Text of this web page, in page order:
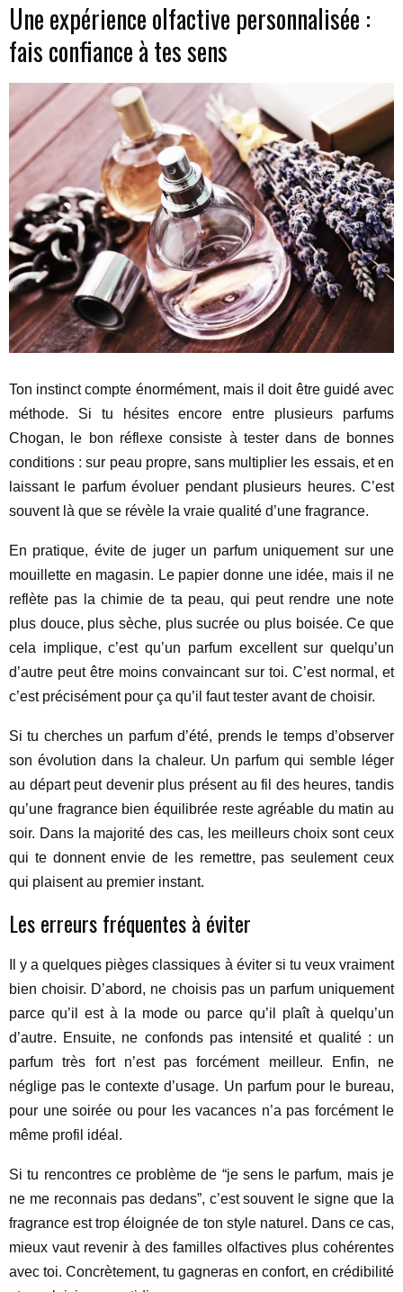
Une expérience olfactive personnalisée :
fais confiance à tes sens
Ton instinct compte énormément, mais il doit être guidé avec
méthode. Si tu hésites encore entre plusieurs parfums
Chogan, le bon réflexe consiste à tester dans de bonnes
conditions : sur peau propre, sans multiplier les essais, et en
laissant le parfum évoluer pendant plusieurs heures. C’est
souvent là que se révèle la vraie qualité d’une fragrance.
En pratique, évite de juger un parfum uniquement sur une
mouillette en magasin. Le papier donne une idée, mais il ne
reflète pas la chimie de ta peau, qui peut rendre une note
plus douce, plus sèche, plus sucrée ou plus boisée. Ce que
cela implique, c’est qu’un parfum excellent sur quelqu’un
d’autre peut être moins convaincant sur toi. C’est normal, et
c’est précisément pour ça qu’il faut tester avant de choisir.
Si tu cherches un parfum d’été, prends le temps d’observer
son évolution dans la chaleur. Un parfum qui semble léger
au départ peut devenir plus présent au fil des heures, tandis
qu’une fragrance bien équilibrée reste agréable du matin au
soir. Dans la majorité des cas, les meilleurs choix sont ceux
qui te donnent envie de les remettre, pas seulement ceux
qui plaisent au premier instant.
Les erreurs fréquentes à éviter
Il y a quelques pièges classiques à éviter si tu veux vraiment
bien choisir. D’abord, ne choisis pas un parfum uniquement
parce qu’il est à la mode ou parce qu’il plaît à quelqu’un
d’autre. Ensuite, ne confonds pas intensité et qualité : un
parfum très fort n’est pas forcément meilleur. Enfin, ne
néglige pas le contexte d’usage. Un parfum pour le bureau,
pour une soirée ou pour les vacances n’a pas forcément le
même profil idéal.
Si tu rencontres ce problème de “je sens le parfum, mais je
ne me reconnais pas dedans”, c’est souvent le signe que la
fragrance est trop éloignée de ton style naturel. Dans ce cas,
mieux vaut revenir à des familles olfactives plus cohérentes
avec toi. Concrètement, tu gagneras en confort, en crédibilité